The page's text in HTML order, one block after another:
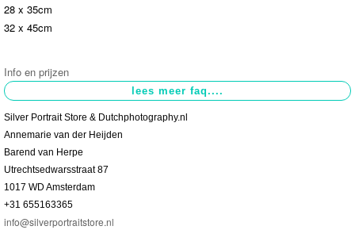
28 x 35cm
32 x 45cm
Info en prijzen
Silver Portrait Store & Dutchphotography.nl
Annemarie van der Heijden
Barend van Herpe
Utrechtsedwarsstraat 87
1017 WD Amsterdam
+31 655163365
info@silverportraitstore.nl